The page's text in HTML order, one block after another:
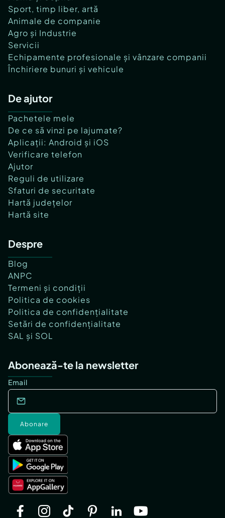
Sport, timp liber, artă
Animale de companie
Agro și Industrie
Servicii
Echipamente profesionale și vânzare companii
Închiriere bunuri și vehicule
De ajutor
Pachetele mele
De ce să vinzi pe lajumate?
Aplicații: Android și iOS
Verificare telefon
Ajutor
Reguli de utilizare
Sfaturi de securitate
Hartă județelor
Hartă site
Despre
Blog
ANPC
Termeni și condiții
Politica de cookies
Politica de confidențialitate
Setări de confidențialitate
SAL și SOL
Abonează-te la newsletter
Email
Abonare